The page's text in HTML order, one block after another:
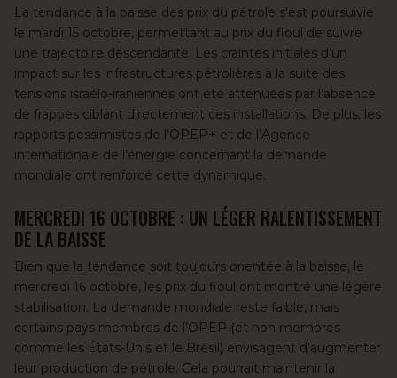
La tendance à la baisse des prix du pétrole s'est poursuivie
le mardi 15 octobre, permettant au prix du fioul de suivre
une trajectoire descendante. Les craintes initiales d’un
impact sur les infrastructures pétrolières à la suite des
tensions israélo-iraniennes ont été atténuées par l’absence
de frappes ciblant directement ces installations. De plus, les
rapports pessimistes de l’OPEP+ et de l’Agence
internationale de l’énergie concernant la demande
mondiale ont renforcé cette dynamique.
MERCREDI 16 OCTOBRE : UN LÉGER RALENTISSEMENT
DE LA BAISSE
Bien que la tendance soit toujours orientée à la baisse, le
mercredi 16 octobre, les prix du fioul ont montré une légère
stabilisation. La demande mondiale reste faible, mais
certains pays membres de l’OPEP (et non membres
comme les États-Unis et le Brésil) envisagent d’augmenter
leur production de pétrole. Cela pourrait maintenir la